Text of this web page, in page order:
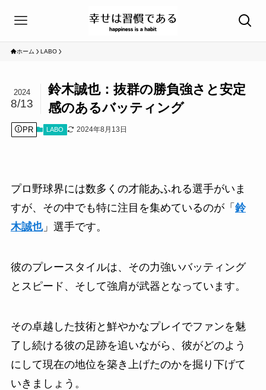
ホーム LABO
鈴木誠也：抜群の勝負強さと安定
感のあるバッティング
2024
8/13
PR LABO 2024年8月13日
プロ野球界には数多くの才能あふれる選手がいま
すが、その中でも特に注目を集めているのが「 鈴
木誠也」選手です。
彼のプレースタイルは、その力強いバッティング
とスピード、そして強肩が武器となっています。
その卓越した技術と鮮やかなプレイでファンを魅
了し続ける彼の足跡を追いながら、彼がどのよう
にして現在の地位を築き上げたのかを掘り下げて
いきましょう。